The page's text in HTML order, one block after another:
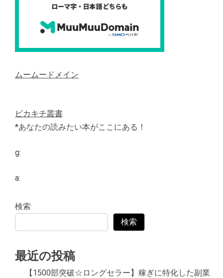
ムームードメイン
ピカキチ叢書
*あなたの読みたい本がここにある！
g:
a:
検索
検索
最近の投稿
【1500部突破☆ロングセラー】稼ぎに特化した副業